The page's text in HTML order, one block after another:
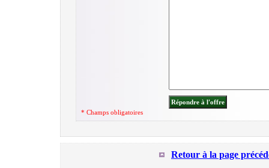
* Champs obligatoires
Retour à la page